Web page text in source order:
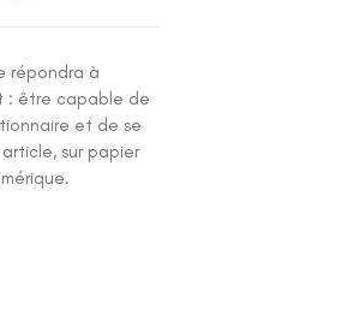
répondra à
: être capable de
et de se
sur papier